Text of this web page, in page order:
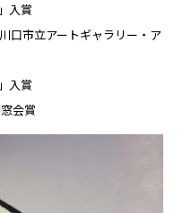
入賞
市立アートギャラリー・ア
入賞
会賞